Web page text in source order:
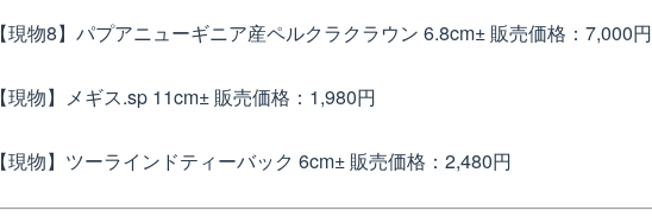
【現物8】パプアニューギニア産ペルクラクラウン 6.8cm± 販売価格：7,000円
【現物】メギス.sp 11cm± 販売価格：1,980円
【現物】ツーラインドティーバック 6cm± 販売価格：2,480円